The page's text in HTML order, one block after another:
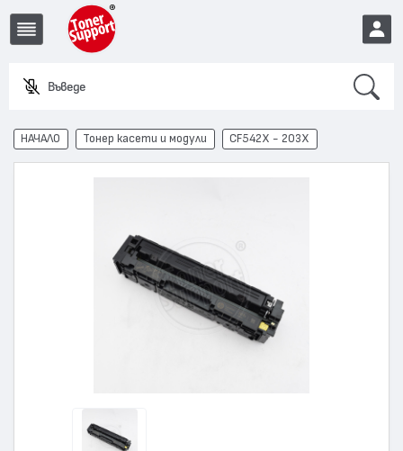
Въведете им
EUR
НАЧАЛО Тонер касети и модули CF542X - 203X